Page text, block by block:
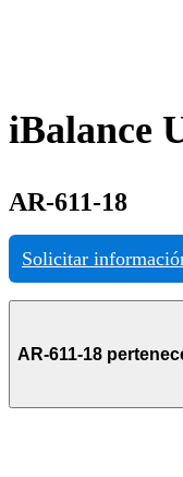
iBalance
AR-611-18
Solicitar
AR-611-18